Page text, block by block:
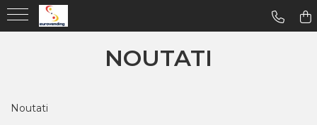
NOUTATI
Noutati